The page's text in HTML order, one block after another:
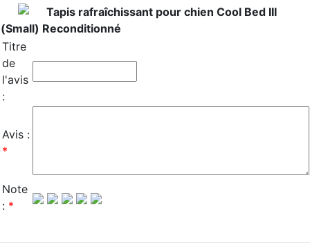
Tapis rafraîchissant pour chien Cool Bed III
(Small) Reconditionné
Titre
de
l'avis
:
Avis :
*
Note
: *